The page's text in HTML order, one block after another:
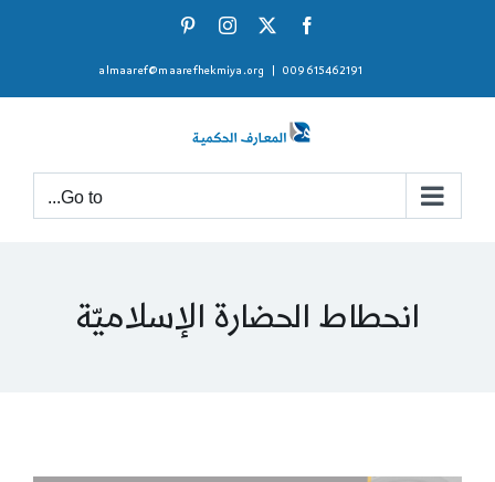
Facebook
X
Instagram
009615462191
almaaref@maarefhekmiya.org
Go to...
انحطاط الحضارة الإسلاميّة